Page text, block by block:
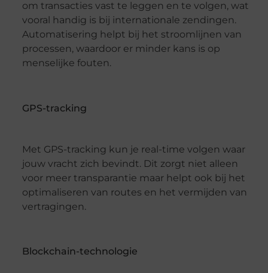
om transacties vast te leggen en te volgen, wat
vooral handig is bij internationale zendingen.
Automatisering helpt bij het stroomlijnen van
processen, waardoor er minder kans is op
menselijke fouten.
GPS-tracking
Met GPS-tracking kun je real-time volgen waar
jouw vracht zich bevindt. Dit zorgt niet alleen
voor meer transparantie maar helpt ook bij het
optimaliseren van routes en het vermijden van
vertragingen.
Blockchain-technologie